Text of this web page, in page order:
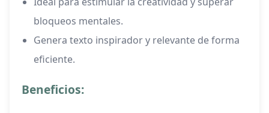
bloqueos mentales.
Genera texto inspirador y relevante de forma
eficiente.
Beneficios: